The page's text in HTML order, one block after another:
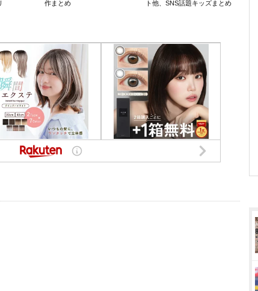
作まとめ
ト他、SNS話題キッズまとめ